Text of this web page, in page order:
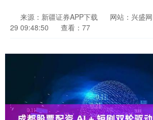
来源：新疆证券APP下载 网站：兴盛网
29 09:48:50
查看：77